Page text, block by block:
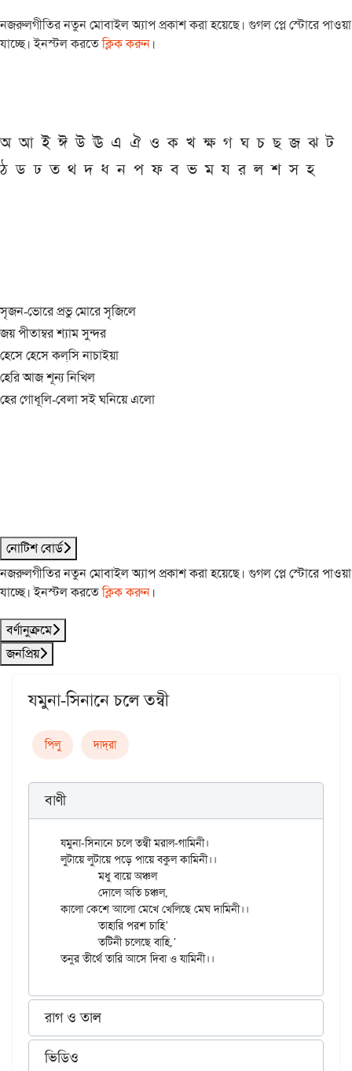
নজরুলগীতির নতুন মোবাইল অ্যাপ প্রকাশ করা হয়েছে। গুগল প্লে স্টোরে পাওয়া
যাচ্ছে। ইনস্টল করতেক্লিক করুন।
অ আ ই ঈ উ ঊ এ ঐ ও ক খ ক্ষ গ ঘ চ ছ জ ঝ ট
ঠ ড ঢ ত থ দ ধ ন প ফ ব ভ ম য র ল শ স হ
সৃজন-ভোরে প্রভু মোরে সৃজিলে
জয় পীতাম্বর শ্যাম সুন্দর
হেসে হেসে কল্‌সি নাচাইয়া
হেরি আজ শূন্য নিখিল
হের গোধূলি-বেলা সই ঘনিয়ে এলো
নোটিশ বোর্ড
নজরুলগীতির নতুন মোবাইল অ্যাপ প্রকাশ করা হয়েছে। গুগল প্লে স্টোরে পাওয়া
যাচ্ছে। ইনস্টল করতেক্লিক করুন।
বর্ণানুক্রমে
জনপ্রিয়
যমুনা-সিনানে চলে তন্বী
পিলু দাদ্‌রা
বাণী
যমুনা-সিনানে চলে তন্বী মরাল-গামিনী।
লুটায়ে লুটায়ে পড়ে পায়ে বকুল কামিনী।।
	মধু বায়ে অঞ্চল
কালো কেশে আলো মেখে খেলিছে মেঘ দামিনী।।
	তাহারি পরশ চাহি’
	তটিনী চলেছে বাহি,’
রাগ ও তাল
ভিডিও